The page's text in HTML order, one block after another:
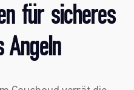
für sicheres
Angeln